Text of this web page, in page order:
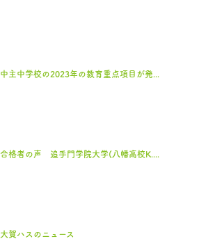
中主中学校の2023年の教育重点項目が発...
合格者の声 追手門学院大学(八幡高校K....
大賀ハスのニュース